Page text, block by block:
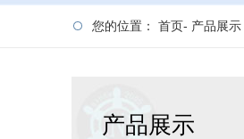
您的位置： 首页- 产品展示
产品展示